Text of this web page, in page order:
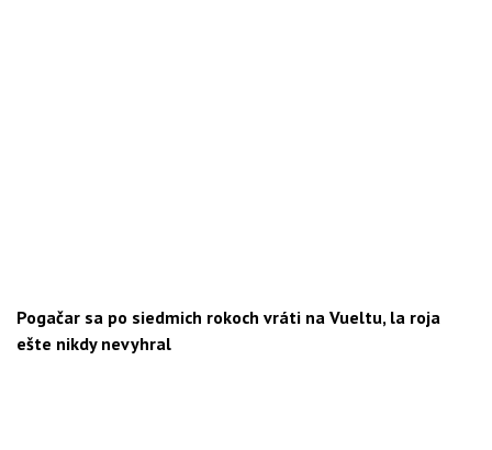
Pogačar sa po siedmich rokoch vráti na Vueltu, la roja
ešte nikdy nevyhral